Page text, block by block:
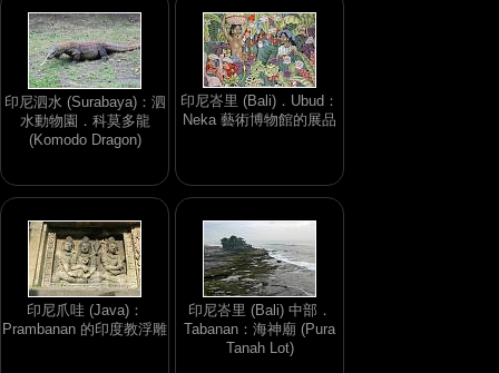
印尼泗水 (Surabaya)：泗
水動物園．科莫多龍
(Komodo Dragon)
印尼峇里 (Bali)．Ubud：
Neka 藝術博物館的展品
印尼爪哇 (Java)：
Prambanan 的印度教浮雕
印尼峇里 (Bali) 中部．
Tabanan：海神廟 (Pura
Tanah Lot)